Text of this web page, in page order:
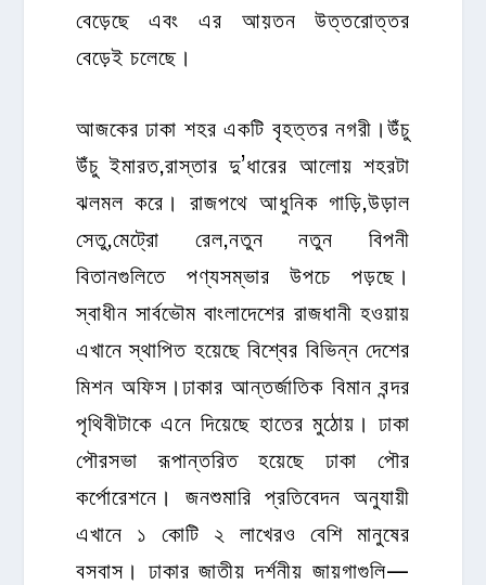
বেড়েছে এবং এর আয়তন উত্তরোত্তর
বেড়েই চলেছে।
আজকের ঢাকা শহর একটি বৃহত্তর নগরী।উঁচু
উঁচু ইমারত,রাস্তার দু’ধারের আলোয় শহরটা
ঝলমল করে। রাজপথে আধুনিক গাড়ি,উড়াল
সেতু,মেট্রো রেল,নতুন নতুন বিপনী
বিতানগুলিতে পণ্যসম্ভার উপচে পড়ছে।
স্বাধীন সার্বভৌম বাংলাদেশের রাজধানী হওয়ায়
এখানে স্থাপিত হয়েছে বিশ্বের বিভিন্ন দেশের
মিশন অফিস।ঢাকার আন্তর্জাতিক বিমান বন্দর
পৃথিবীটাকে এনে দিয়েছে হাতের মুঠোয়। ঢাকা
পৌরসভা রূপান্তরিত হয়েছে ঢাকা পৌর
কর্পোরেশনে। জনশুমারি প্রতিবেদন অনুযায়ী
এখানে ১ কোটি ২ লাখেরও বেশি মানুষের
বসবাস। ঢাকার জাতীয় দর্শনীয় জায়গাগুলি—